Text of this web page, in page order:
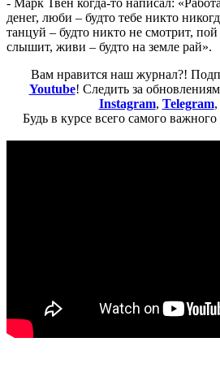
денег, люби – будто тебе никто
танцуй – будто никто не смотрит,
слышит, живи – будто на земле рай».
Вам нравится наш журнал?!
Youtube! Следить за
Instagram, Telegram,
Будь в курсе всего самого